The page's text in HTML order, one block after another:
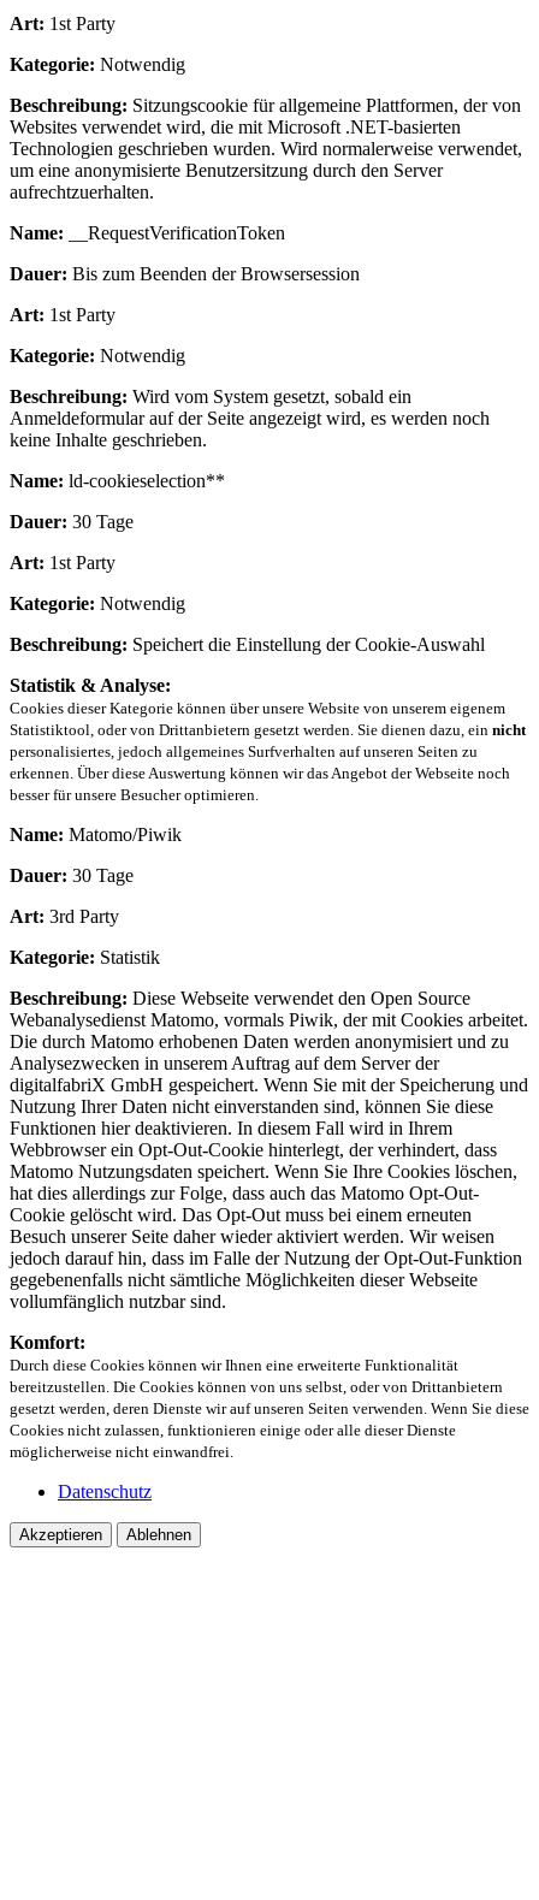
Art: 1st Party
Kategorie: Notwendig
Beschreibung: Sitzungscookie für allgemeine Plattformen, der von
Websites verwendet wird, die mit Microsoft .NET-basierten
Technologien geschrieben wurden. Wird normalerweise verwendet,
um eine anonymisierte Benutzersitzung durch den Server
aufrechtzuerhalten.
Name: __RequestVerificationToken
Dauer: Bis zum Beenden der Browsersession
Art: 1st Party
Kategorie: Notwendig
Beschreibung: Wird vom System gesetzt, sobald ein
Anmeldeformular auf der Seite angezeigt wird, es werden noch
keine Inhalte geschrieben.
Name: ld-cookieselection**
Dauer: 30 Tage
Art: 1st Party
Kategorie: Notwendig
Beschreibung: Speichert die Einstellung der Cookie-Auswahl
Statistik & Analyse:
Cookies dieser Kategorie können über unsere Website von unserem eigenem
Statistiktool, oder von Drittanbietern gesetzt werden. Sie dienen dazu, ein nicht
personalisiertes, jedoch allgemeines Surfverhalten auf unseren Seiten zu
erkennen. Über diese Auswertung können wir das Angebot der Webseite noch
besser für unsere Besucher optimieren.
Name: Matomo/Piwik
Dauer: 30 Tage
Art: 3rd Party
Kategorie: Statistik
Beschreibung: Diese Webseite verwendet den Open Source
Webanalysedienst Matomo, vormals Piwik, der mit Cookies arbeitet.
Die durch Matomo erhobenen Daten werden anonymisiert und zu
Analysezwecken in unserem Auftrag auf dem Server der
digitalfabriX GmbH gespeichert. Wenn Sie mit der Speicherung und
Nutzung Ihrer Daten nicht einverstanden sind, können Sie diese
Funktionen hier deaktivieren. In diesem Fall wird in Ihrem
Webbrowser ein Opt-Out-Cookie hinterlegt, der verhindert, dass
Matomo Nutzungsdaten speichert. Wenn Sie Ihre Cookies löschen,
hat dies allerdings zur Folge, dass auch das Matomo Opt-Out-
Cookie gelöscht wird. Das Opt-Out muss bei einem erneuten
Besuch unserer Seite daher wieder aktiviert werden. Wir weisen
jedoch darauf hin, dass im Falle der Nutzung der Opt-Out-Funktion
gegebenenfalls nicht sämtliche Möglichkeiten dieser Webseite
vollumfänglich nutzbar sind.
Komfort:
Durch diese Cookies können wir Ihnen eine erweiterte Funktionalität
bereitzustellen. Die Cookies können von uns selbst, oder von Drittanbietern
gesetzt werden, deren Dienste wir auf unseren Seiten verwenden. Wenn Sie diese
Cookies nicht zulassen, funktionieren einige oder alle dieser Dienste
möglicherweise nicht einwandfrei.
Datenschutz
Akzeptieren Ablehnen